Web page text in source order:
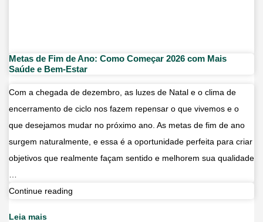
Metas de Fim de Ano: Como Começar 2026 com Mais
Saúde e Bem-Estar
Com a chegada de dezembro, as luzes de Natal e o clima de
encerramento de ciclo nos fazem repensar o que vivemos e o
que desejamos mudar no próximo ano. As metas de fim de ano
surgem naturalmente, e essa é a oportunidade perfeita para criar
objetivos que realmente façam sentido e melhorem sua qualidade
Continue reading
Leia mais